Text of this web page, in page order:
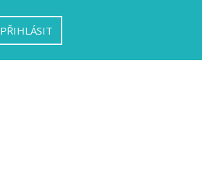
PŘIHLÁSIT